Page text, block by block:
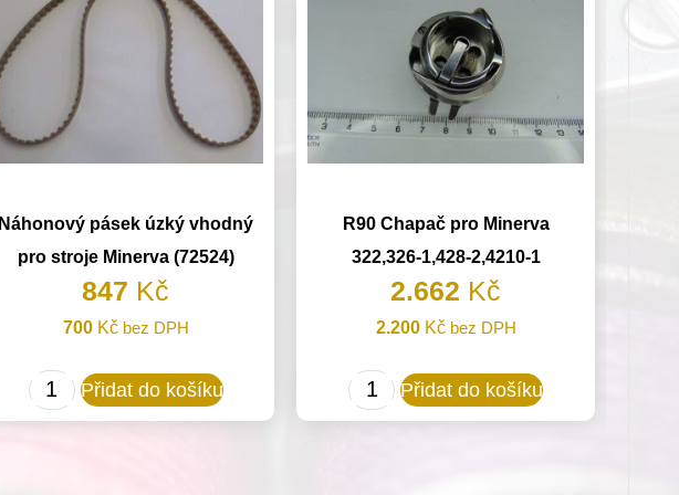
Náhonový pásek úzký vhodný
pro stroje Minerva (72524)
847 Kč
700 Kčbez DPH
Náhonový
pásek
Přidat do košíku
R90 Chapač pro Minerva
322,326-1,428-2,4210-1
2.662 Kč
2.200 Kčbez DPH
R90
Chapač
Přidat do košíku